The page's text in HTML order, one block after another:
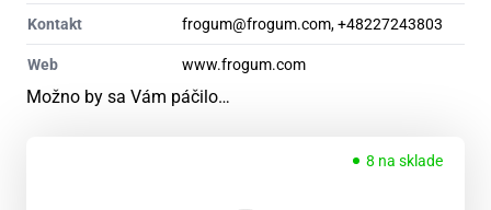
Kontakt frogum@frogum.com, +48227243803
Web www.frogum.com
Možno by sa Vám páčilo…
8 na sklade